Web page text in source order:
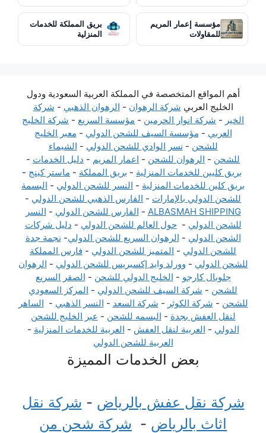
مؤسسة إعمار المريم
للمقاولات
بريق المملكة للخدمات
المنزلية
أهم المواقع المتخصصة في المملكة العربية السعودية ودول
الخليج العربي شركة الرهوان - الرهوان الذهبي - شركة
الخير - شركة انوار الحرمين - مؤسسة السريع - شركة الخليج
العربي - مؤسسة السيف للشحن الدولي - معبر الخليج
للشحن - نسر الوادي للشحن الدولي - الشيماء
للشحن - الرهوان للشحن - اعمار المريم - دليل الخدمات -
بريق كليين للخدمات المنزلية - بريق المملكة - ماستر كينج -
بريق كلين للخدمات المنزلية - النسر للشحن الدولي - البسمة
للشحن الدولي بالإمارات - الفارس الذهبي للشحن الدولي -
ALBASMAH SHIPPING
- الفارس للشحن الدولي - النسر
للشحن الدولي -حول العالم للشحن الدولي - دليل شركات
الشحن الدولي - الرهوان السريع للشحن الدولي- نجمة جدة
للشحن الدولي - المتميز للشحن الدولي - فارس المملكة
للشحن الدولي - وورلد وايد إكسبريس للشحن الدولي - الرهوان
جلوبال كارجو - الخليج الدولي للشحن - الصقر السريع
للشحن - شركة السيف للشحن الدولي - المركز السعودي
للشحن - شركة الكوثر - شركة السعد - النسر الذهبي - الساهر
لنقل العفش بجدة - البسمه للشحن - عبر الخليج للشحن
الدولي - العربية لنقل العفش - العربية للخدمات المنزلية -
العربية للشحن الدولي
بعض الخدمات المميزة
شركة نقل عفش بالرياض - شركة نقل
اثاث بالرياض - شركة شحن من